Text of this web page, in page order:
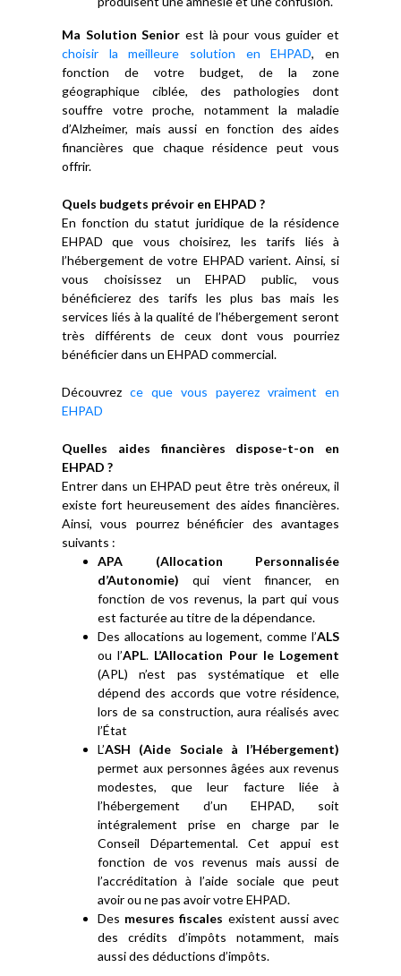
Ma Solution Senior est là pour vous guider et
choisir la meilleure solution en EHPAD, en
fonction de votre budget, de la zone
géographique ciblée, des pathologies dont
souffre votre proche, notamment la maladie
d’Alzheimer, mais aussi en fonction des aides
financières que chaque résidence peut vous
offrir.
Quels budgets prévoir en EHPAD ?
En fonction du statut juridique de la résidence
EHPAD que vous choisirez, les tarifs liés à
l’hébergement de votre EHPAD varient. Ainsi, si
vous choisissez un EHPAD public, vous
bénéficierez des tarifs les plus bas mais les
services liés à la qualité de l’hébergement seront
très différents de ceux dont vous pourriez
bénéficier dans un EHPAD commercial.
Découvrez ce que vous payerez vraiment en
EHPAD
Quelles aides financières dispose-t-on en
EHPAD ?
Entrer dans un EHPAD peut être très onéreux, il
existe fort heureusement des aides financières.
Ainsi, vous pourrez bénéficier des avantages
suivants :
APA (Allocation Personnalisée
d’Autonomie) qui vient financer, en
fonction de vos revenus, la part qui vous
est facturée au titre de la dépendance.
Des allocations au logement, comme l’ALS
ou l’APL. L’Allocation Pour le Logement
(APL) n’est pas systématique et elle
dépend des accords que votre résidence,
lors de sa construction, aura réalisés avec
l’État
L’ASH (Aide Sociale à l’Hébergement)
permet aux personnes âgées aux revenus
modestes, que leur facture liée à
l’hébergement d’un EHPAD, soit
intégralement prise en charge par le
Conseil Départemental. Cet appui est
fonction de vos revenus mais aussi de
l’accréditation à l’aide sociale que peut
avoir ou ne pas avoir votre EHPAD.
Des mesures fiscales existent aussi avec
des crédits d’impôts notamment, mais
aussi des déductions d’impôts.